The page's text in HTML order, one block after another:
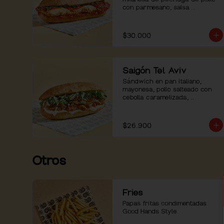
con parmesano, salsa
$30.000
Saigón Tel Aviv
Sándwich en pan italiano,
mayonesa, pollo salteado con
cebolla caramelizada,
sriracha aparte.
$26.900
Otros
Fries
Papas fritas condimentadas
Good Hands Style.